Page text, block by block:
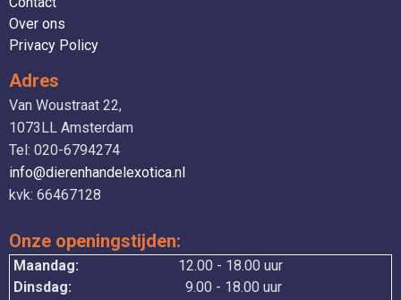
Over ons
Privacy Policy
Adres
Van Woustraat 22,
1073LL Amsterdam
Tel: 020-6794274
info@dierenhandelexotica.nl
kvk: 66467128
Onze openingstijden:
Maandag:
12.00 - 18.00 uur
Dinsdag:
9.00 - 18.00 uur